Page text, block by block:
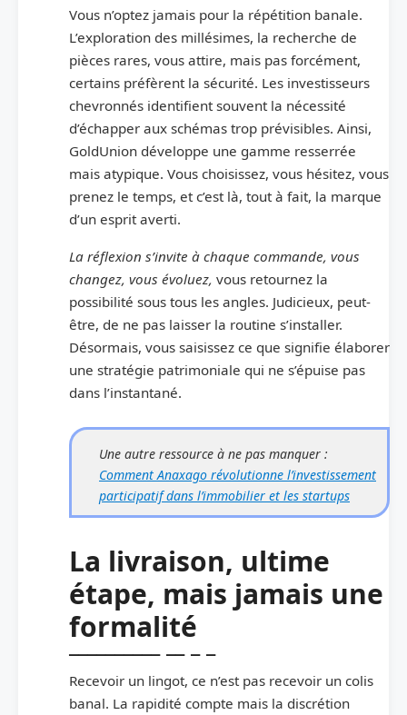
Vous n’optez jamais pour la répétition banale.
L’exploration des millésimes, la recherche de
pièces rares, vous attire, mais pas forcément,
certains préfèrent la sécurité. Les investisseurs
chevronnés identifient souvent la nécessité
d’échapper aux schémas trop prévisibles. Ainsi,
GoldUnion développe une gamme resserrée
mais atypique. Vous choisissez, vous hésitez, vous
prenez le temps, et c’est là, tout à fait, la marque
d’un esprit averti.
La réflexion s’invite à chaque commande, vous
changez, vous évoluez, vous retournez la
possibilité sous tous les angles. Judicieux, peut-
être, de ne pas laisser la routine s’installer.
Désormais, vous saisissez ce que signifie élaborer
une stratégie patrimoniale qui ne s’épuise pas
dans l’instantané.
Une autre ressource à ne pas manquer :
Comment Anaxago révolutionne l’investissement
participatif dans l’immobilier et les startups
La livraison, ultime
étape, mais jamais une
formalité
Recevoir un lingot, ce n’est pas recevoir un colis
banal. La rapidité compte mais la discrétion